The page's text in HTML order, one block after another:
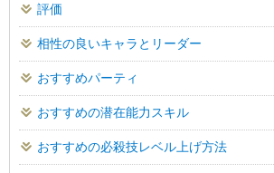
評価
相性の良いキャラとリーダー
おすすめパーティ
おすすめの潜在能力スキル
おすすめの必殺技レベル上げ方法